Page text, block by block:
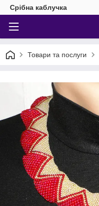
Срібна каблучка
Товари та послуги